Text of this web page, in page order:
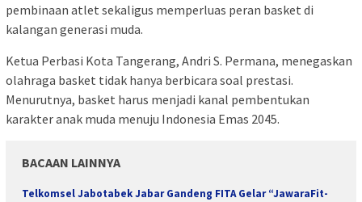
pembinaan atlet sekaligus memperluas peran basket di
kalangan generasi muda.
Ketua Perbasi Kota Tangerang, Andri S. Permana, menegaskan
olahraga basket tidak hanya berbicara soal prestasi.
Menurutnya, basket harus menjadi kanal pembentukan
karakter anak muda menuju Indonesia Emas 2045.
BACAAN LAINNYA
Telkomsel Jabotabek Jabar Gandeng FITA Gelar “JawaraFit-